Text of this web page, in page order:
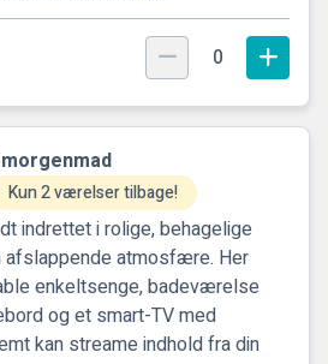
0
Kun 2 værelser tilbage!
indrettet i rolige, behagelige
afslappende atmosfære. Her
enkeltsenge, badeværelse
og et smart-TV med
kan streame indhold fra din